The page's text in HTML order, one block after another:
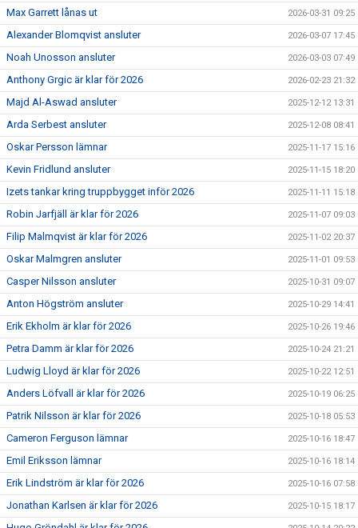
Max Garrett lånas ut 2026-03-31 09:25
Alexander Blomqvist ansluter 2026-03-07 17:45
Noah Unosson ansluter 2026-03-03 07:49
Anthony Grgic är klar för 2026 2026-02-23 21:32
Majd Al-Aswad ansluter 2025-12-12 13:31
Arda Serbest ansluter 2025-12-08 08:41
Oskar Persson lämnar 2025-11-17 15:16
Kevin Fridlund ansluter 2025-11-15 18:20
Izets tankar kring truppbygget inför 2026 2025-11-11 15:18
Robin Jarfjäll är klar för 2026 2025-11-07 09:03
Filip Malmqvist är klar för 2026 2025-11-02 20:37
Oskar Malmgren ansluter 2025-11-01 09:53
Casper Nilsson ansluter 2025-10-31 09:07
Anton Högström ansluter 2025-10-29 14:41
Erik Ekholm är klar för 2026 2025-10-26 19:46
Petra Damm är klar för 2026 2025-10-24 21:21
Ludwig Lloyd är klar för 2026 2025-10-22 12:51
Anders Löfvall är klar för 2026 2025-10-19 06:25
Patrik Nilsson är klar för 2026 2025-10-18 05:53
Cameron Ferguson lämnar 2025-10-16 18:47
Emil Eriksson lämnar 2025-10-16 18:14
Erik Lindström är klar för 2026 2025-10-16 07:58
Jonathan Karlsen är klar för 2026 2025-10-15 18:17